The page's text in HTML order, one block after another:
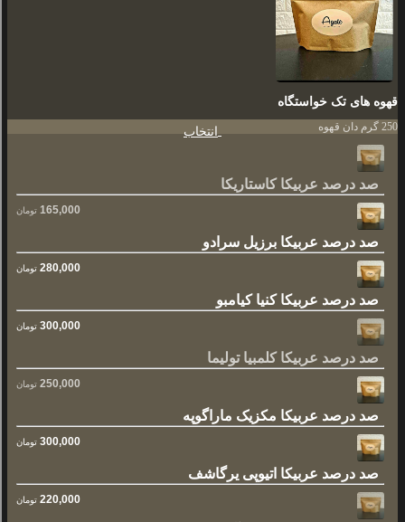
قهوه های تک خواستگاه
250 گرم دان قهوه انتخاب
صد درصد عربیکا کاستاریکا
165,000 تومان
صد درصد عربیکا برزیل سرادو
280,000 تومان
صد درصد عربیکا کنیا کیامبو
300,000 تومان
صد درصد عربیکا کلمبیا تولیما
250,000 تومان
صد درصد عربیکا مکزیک ماراگوپه
300,000 تومان
صد درصد عربیکا اتیوپی یرگاشف
220,000 تومان